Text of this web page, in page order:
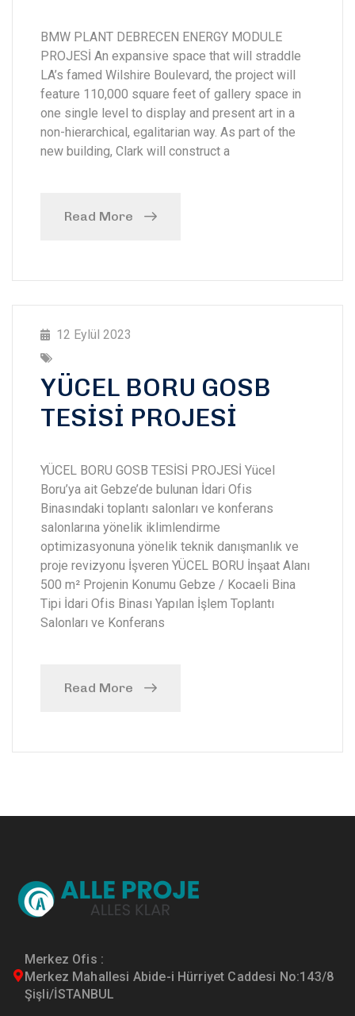
BMW PLANT DEBRECEN ENERGY MODULE
PROJESİ An expansive space that will straddle
LA’s famed Wilshire Boulevard, the project will
feature 110,000 square feet of gallery space in
one single level to display and present art in a
non-hierarchical, egalitarian way. As part of the
new building, Clark will construct a
Read More
12 Eylül 2023
YÜCEL BORU GOSB
TESİSİ PROJESİ
YÜCEL BORU GOSB TESİSİ PROJESİ Yücel
Boru’ya ait Gebze’de bulunan İdari Ofis
Binasındaki toplantı salonları ve konferans
salonlarına yönelik iklimlendirme
optimizasyonuna yönelik teknik danışmanlık ve
proje revizyonu İşveren YÜCEL BORU İnşaat Alanı
500 m² Projenin Konumu Gebze / Kocaeli Bina
Tipi İdari Ofis Binası Yapılan İşlem Toplantı
Salonları ve Konferans
Read More
Merkez Ofis :
Merkez Mahallesi Abide-i Hürriyet Caddesi No:143/8
Şişli/İSTANBUL